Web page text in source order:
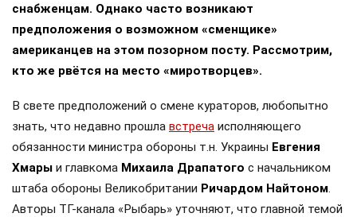
снабженцам. Однако часто возникают
предположения о возможном «сменщике»
американцев на этом позорном посту. Рассмотрим,
кто же рвётся на место «миротворцев».
В свете предположений о смене кураторов, любопытно
знать, что недавно прошла встреча исполняющего
обязанности министра обороны т.н. Украины Евгения
Хмары и главкома Михаила Драпатого с начальником
штаба обороны Великобритании Ричардом Найтоном.
Авторы ТГ-канала «Рыбарь» уточняют, что главной темой